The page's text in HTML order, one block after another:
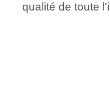
qualité de toute